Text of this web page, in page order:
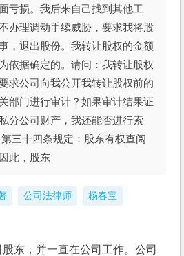
亏损。我后来自己找到其他工
办理调动手续威胁，要求我将股
，退出股份。我转让股权的金额
依据确定的。请问：我转让股权
求公司向我公开我转让股权前的
部门进行审计？如果审计结果证
分公司财产，我还能否进行索
三十四条规定：股东有权查阅
此，股东
公司法律师 杨春宝
东，并一直在公司工作。公司